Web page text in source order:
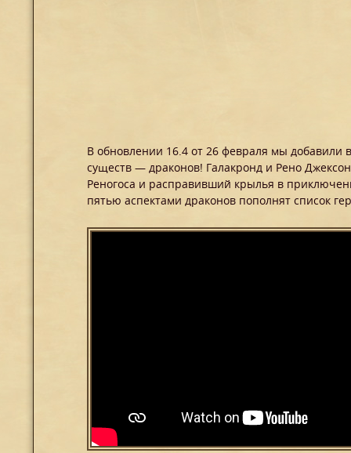
В обновлении 16.4 от 26 февраля мы
существ — драконов! Галакронд и Рено
Реногоса и расправивший крылья в
пятью аспектами драконов пополнят список